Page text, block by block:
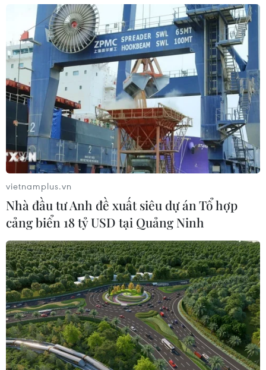
vietnamplus.vn
Nhà đầu tư Anh đề xuất siêu dự án Tổ hợp
cảng biển 18 tỷ USD tại Quảng Ninh